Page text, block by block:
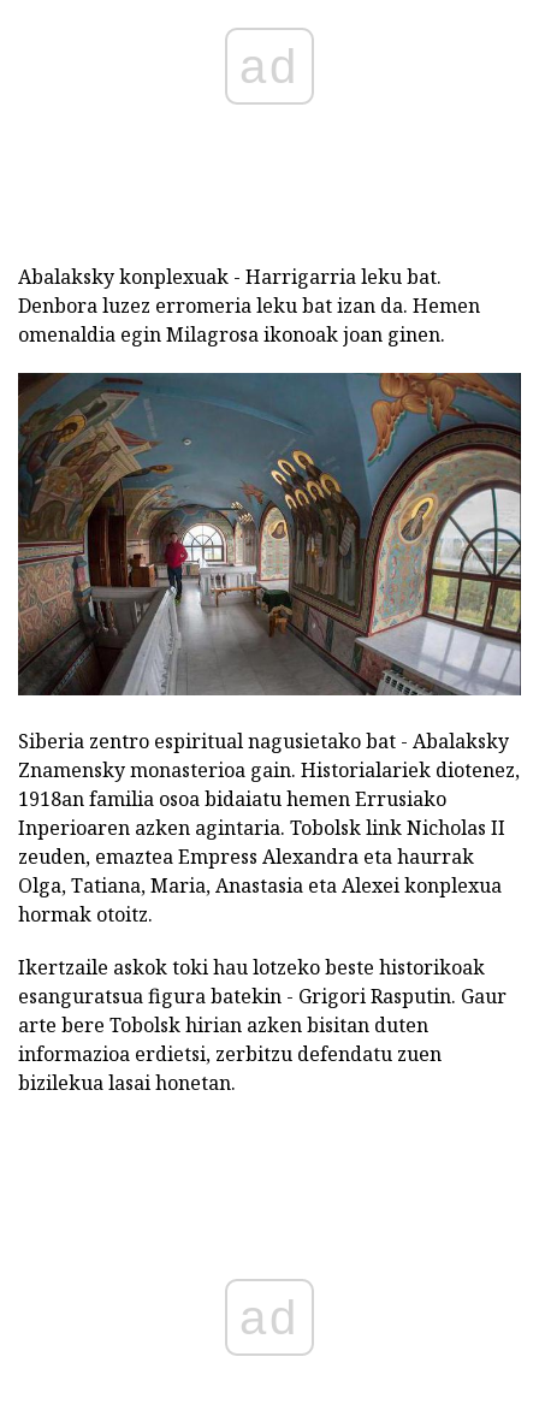
ad
Abalaksky konplexuak - Harrigarria leku bat.
Denbora luzez erromeria leku bat izan da. Hemen
omenaldia egin Milagrosa ikonoak joan ginen.
Siberia zentro espiritual nagusietako bat - Abalaksky
Znamensky monasterioa gain. Historialariek diotenez,
1918an familia osoa bidaiatu hemen Errusiako
Inperioaren azken agintaria. Tobolsk link Nicholas II
zeuden, emaztea Empress Alexandra eta haurrak
Olga, Tatiana, Maria, Anastasia eta Alexei konplexua
hormak otoitz.
Ikertzaile askok toki hau lotzeko beste historikoak
esanguratsua figura batekin - Grigori Rasputin. Gaur
arte bere Tobolsk hirian azken bisitan duten
informazioa erdietsi, zerbitzu defendatu zuen
bizilekua lasai honetan.
ad